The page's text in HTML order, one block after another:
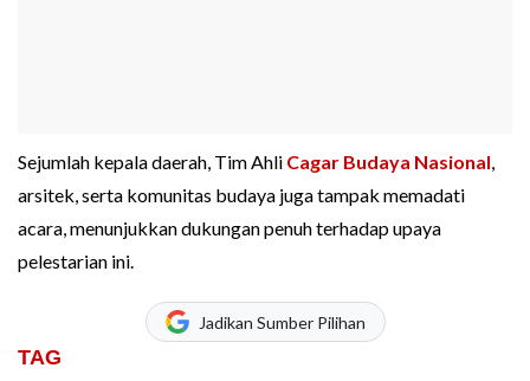
Sejumlah kepala daerah, Tim Ahli Cagar Budaya Nasional,
arsitek, serta komunitas budaya juga tampak memadati
acara, menunjukkan dukungan penuh terhadap upaya
pelestarian ini.
Jadikan Sumber Pilihan
TAG